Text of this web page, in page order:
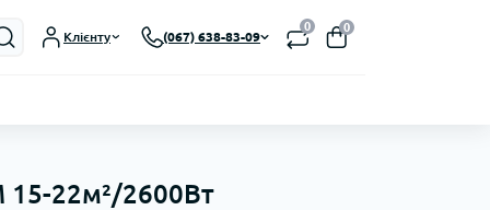
Клієнту (067) 638-83-09
0 0
15-22м²/2600Вт